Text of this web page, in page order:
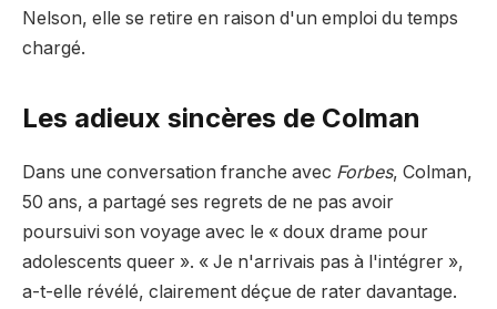
Nelson, elle se retire en raison d'un emploi du temps
chargé.
Les adieux sincères de Colman
Dans une conversation franche avec Forbes, Colman,
50 ans, a partagé ses regrets de ne pas avoir
poursuivi son voyage avec le « doux drame pour
adolescents queer ». « Je n'arrivais pas à l'intégrer »,
a-t-elle révélé, clairement déçue de rater davantage.